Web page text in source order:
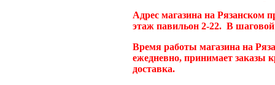
Адрес магазина на Рязанском
этаж павильон 2-22. В
Время работы магазина на
ежедневно, принимает заказы
доставка.